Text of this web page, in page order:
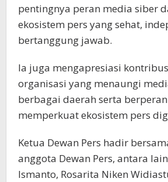
pentingnya peran media siber
ekosistem pers yang sehat,
bertanggung jawab.
Ia juga mengapresiasi
organisasi yang menaungi
berbagai daerah serta
memperkuat ekosistem pers
Ketua Dewan Pers hadir
anggota Dewan Pers, antara
Ismanto, Rosarita Niken